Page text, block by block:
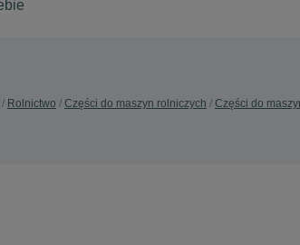
Rolnictwo Części do maszyn rolniczych Części do